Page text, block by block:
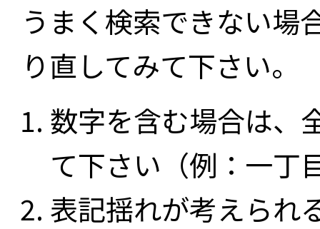
うまく検索できない場
り直してみて下さい。
数字を含む場合は、
て下さい（例：一
表記揺れが考えられ